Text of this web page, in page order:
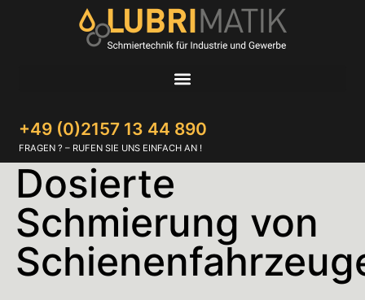
+49 (0)2157 13 44 890
FRAGEN ? – RUFEN SIE UNS EINFACH AN !
Dosierte
Schmierung von